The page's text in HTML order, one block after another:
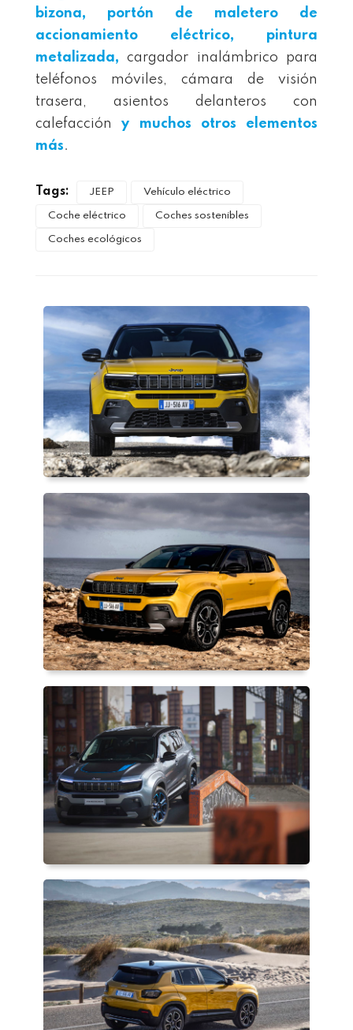
bizona, portón de maletero de
accionamiento eléctrico, pintura
metalizada, cargador inalámbrico para
teléfonos móviles, cámara de visión
trasera, asientos delanteros con
calefaccióny muchos otros elementos
más.
Tags: JEEP Vehículo eléctrico
Coche eléctrico Coches sostenibles
Coches ecológicos